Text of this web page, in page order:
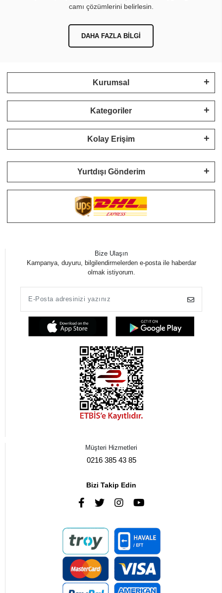
camı çözümlerini belirlesin.
DAHA FAZLA BILGI
Kurumsal
Kategoriler
Kolay Erişim
Yurtdışı Gönderim
Bize Ulaşın
Kampanya, duyuru, bilgilendirmelerden e-posta ile haberdar
olmak istiyorum.
Müşteri Hizmetleri
0216 385 43 85
Bizi Takip Edin